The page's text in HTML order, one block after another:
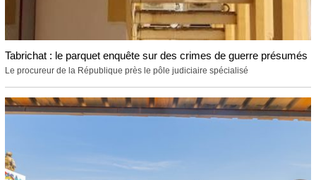
Tabrichat : le parquet enquête sur des crimes de guerre présumés
Le procureur de la République près le pôle judiciaire spécialisé